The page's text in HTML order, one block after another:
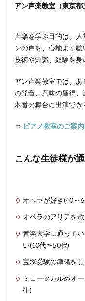
アン声楽教室（東京
声楽を学ぶ目的は、
ンの声を、心地よく
技術や知識、経験を身
アン声楽教室では、
の発音、意味の習得、
本番の舞台に出演でき
⇒ ピアノ教室のご案
こんな生徒様が
オペラが好き(40～
オペラのアリアを
音楽大学に通って
い(10代〜50代)
宝塚受験の準備を
ミュージカルのオ
生)